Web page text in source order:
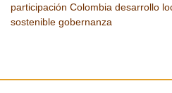
participación Colombia desarrollo
sostenible gobernanza